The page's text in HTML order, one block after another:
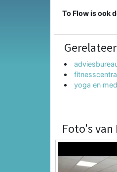
To Flow is ook
fitnesscentra
yoga en
Foto's